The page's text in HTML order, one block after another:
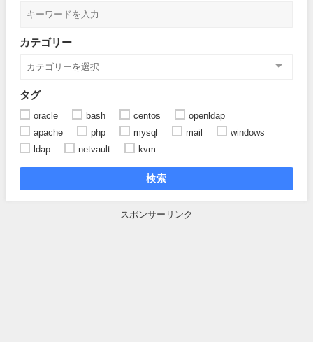
カテゴリー
タグ
oracle bash centos
openldap
apache
php mysql mail
windows
ldap
netvault kvm
検索
スポンサーリンク